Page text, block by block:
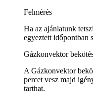
Felmérés
Ha az ajánlatunk
egyeztett időpontban
Gázkonvektor
A Gázkonvektor
percet vesz majd
tarthat.